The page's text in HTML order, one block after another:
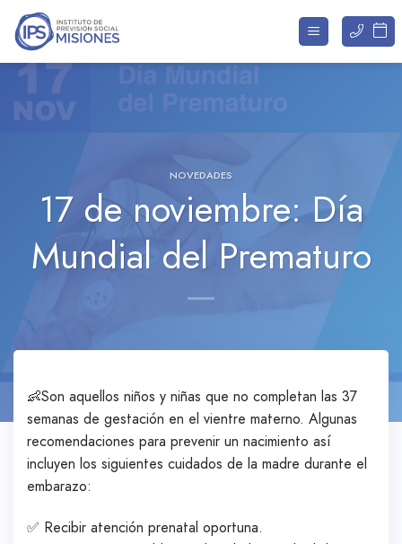
Saltar
contenido
NOVEDADES
17 de noviembre: Día
Mundial del Prematuro
👶Son aquellos niños y niñas que no completan las 37
semanas de gestación en el vientre materno. Algunas
recomendaciones para prevenir un nacimiento así
incluyen los siguientes cuidados de la madre durante el
embarazo:
✅ Recibir atención prenatal oportuna.